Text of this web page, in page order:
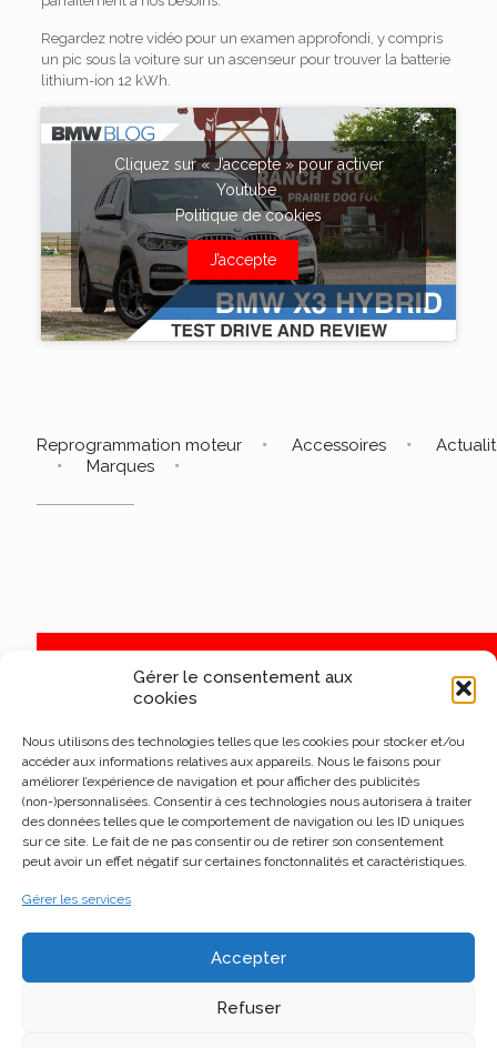
Gérer le consentement aux
cookies
Nous utilisons des technologies telles que les cookies pour stocker et/ou
accéder aux informations relatives aux appareils. Nous le faisons pour
améliorer l’expérience de navigation et pour afficher des publicités
(non-)personnalisées. Consentir à ces technologies nous autorisera à traiter
des données telles que le comportement de navigation ou les ID uniques
sur ce site. Le fait de ne pas consentir ou de retirer son consentement
peut avoir un effet négatif sur certaines fonctonnalités et caractéristiques.
Gérer les services
Accepter
Refuser
Regardez notre vidéo pour un examen approfondi, y compris
un pic sous la voiture sur un ascenseur pour trouver la batterie
lithium-ion 12 kWh.
Cliquez sur « J’accepte » pour activer
Youtube
Politique de cookies
J’accepte
Reprogrammation moteur Accessoires
Marques